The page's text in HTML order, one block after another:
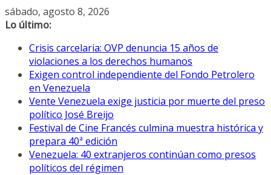
Saltar
al
sábado, agosto 8, 2026
Lo último:
Crisis carcelaria: OVP denuncia 15 años de
violaciones a los derechos humanos
Exigen control independiente del Fondo Petrolero
en Venezuela
Vente Venezuela exige justicia por muerte del preso
político José Breijo
Festival de Cine Francés culmina muestra histórica y
prepara 40ª edición
Venezuela: 40 extranjeros continúan como presos
políticos del régimen